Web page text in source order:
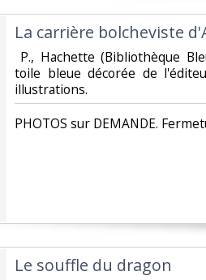
‎La carrière bolcheviste
P., Hachette (Bibliothèque
toile bleue décorée de
illustrations. ‎
‎PHOTOS sur DEMANDE.
‎Le souffle du dragon‎